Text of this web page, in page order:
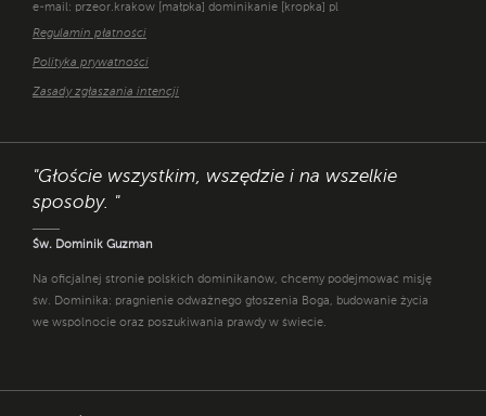
e-mail: przeor.krakow [małpka] dominikanie [kropka] pl
Regulamin płatności
Polityka prywatności
Zasady zgłaszania intencji
"Głoście wszystkim, wszędzie i na wszelkie
sposoby. "
Św. Dominik Guzman
Na oficjalnej stronie polskich dominikanów, chcemy podejmować misję
św. Dominika: pragnienie odważnego głoszenia Boga, budowanie życia
we wspólnocie oraz poszukiwania prawdy w świecie.